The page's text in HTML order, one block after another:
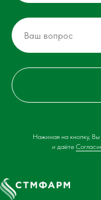
Нажимая на кнопку,
и даёте